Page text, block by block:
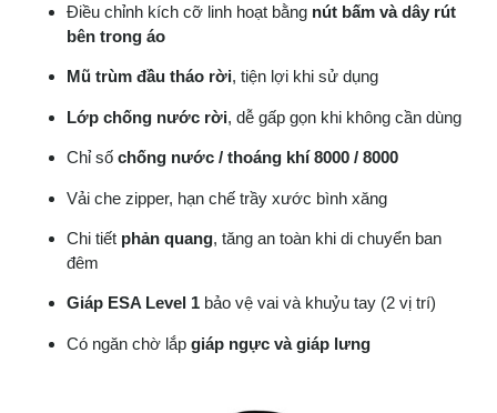
Điều chỉnh kích cỡ linh hoạt bằng nút bấm và dây rút
bên trong áo
Mũ trùm đầu tháo rời, tiện lợi khi sử dụng
Lớp chống nước rời, dễ gấp gọn khi không cần dùng
Chỉ số chống nước / thoáng khí 8000 / 8000
Vải che zipper, hạn chế trầy xước bình xăng
Chi tiết phản quang, tăng an toàn khi di chuyển ban
đêm
Giáp ESA Level 1 bảo vệ vai và khuỷu tay (2 vị trí)
Có ngăn chờ lắp giáp ngực và giáp lưng